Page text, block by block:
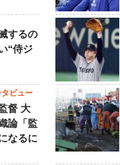
するの
“侍ジ
ビュー
督 大
論「監
なるに